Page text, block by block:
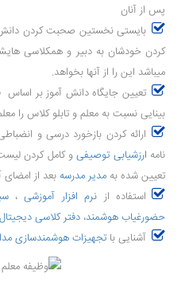
پس از آنان
بایستی نخستین صحبت کردن دانش
کردن خودشان به دبیر و همکلاسی
میباشد این را از آنها بخواهد.
تعیین جایگاه دانش آموز بر
بینایی نسبت به معلم و تابلو کلاس را
ارائه کردن بازخورد درسی و
نامه ارزشیابی توصیفیو کامل کردن
تعیین شده به مدیر مدرسه بعد از امضای
استفاده از نرم افزار آموزشی،
حضورغیاب هوشمند، دفتر کلاسی دیجیتال
آشنایی با تجهیزات هوشمندسازی